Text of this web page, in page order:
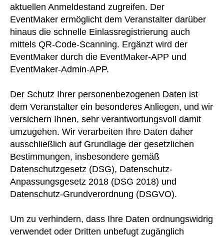
aktuellen Anmeldestand zugreifen. Der
EventMaker ermöglicht dem Veranstalter darüber
hinaus die schnelle Einlassregistrierung auch
mittels QR-Code-Scanning. Ergänzt wird der
EventMaker durch die EventMaker-APP und
EventMaker-Admin-APP.
Der Schutz Ihrer personenbezogenen Daten ist
dem Veranstalter ein besonderes Anliegen, und wir
versichern Ihnen, sehr verantwortungsvoll damit
umzugehen. Wir verarbeiten Ihre Daten daher
ausschließlich auf Grundlage der gesetzlichen
Bestimmungen, insbesondere gemäß
Datenschutzgesetz (DSG), Datenschutz-
Anpassungsgesetz 2018 (DSG 2018) und
Datenschutz-Grundverordnung (DSGVO).
Um zu verhindern, dass Ihre Daten ordnungswidrig
verwendet oder Dritten unbefugt zugänglich